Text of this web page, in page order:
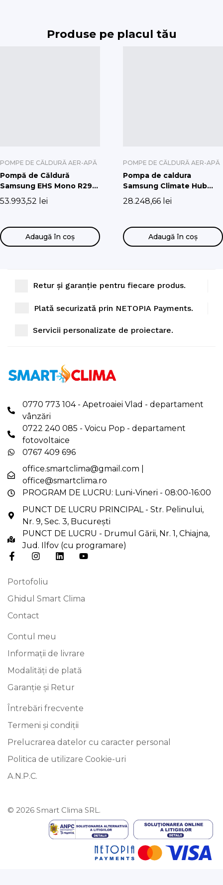
Produse pe placul tău
POMPE DE CĂLDURĂ AER-APĂ
Pompă de Căldură
Samsung EHS Mono R290
cu Hydro Unit Integrat
(Fără pompă de circulatie)
AE160CXYDGK/EU
53.993,52 lei
Adaugă în coș
POMPE DE CĂLDURĂ AER-APĂ
Pompa de caldura
Samsung Climate Hub
Split R32 6 kw cu boiler
de 200 l
28.248,66 lei
Adaugă în coș
Retur și garanție pentru fiecare produs.
Plată securizată prin NETOPIA Payments.
Servicii personalizate de proiectare.
0770 773 104 - Apetroaiei Vlad - departament
vânzări
0722 240 085 - Voicu Pop - departament
fotovoltaice
0767 409 696
office.smartclima@gmail.com
office@smartclima.ro
PROGRAM DE LUCRU: Luni-Vineri - 08:00-16:00
PUNCT DE LUCRU PRINCIPAL - Str. Pelinului,
Nr. 9, Sec. 3, București
PUNCT DE LUCRU - Drumul Gării, Nr. 1, Chiajna,
Jud. Ilfov (cu programare)
Portofoliu
Ghidul Smart Clima
Contact
Contul meu
Informații de livrare
Modalități de plată
Garanție și Retur
Întrebări frecvente
Termeni și condiții
Prelucrarea datelor cu caracter personal
Politica de utilizare Cookie-uri
A.N.P.C.
© 2026 Smart Clima SRL.